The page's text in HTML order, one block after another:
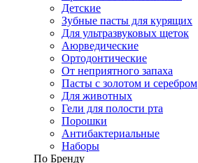
Детские
Зубные пасты для курящих
Для ультразвуковых щеток
Аюрведические
Ортодонтические
От неприятного запаха
Пасты с золотом и серебром
Для животных
Гели для полости рта
Порошки
Антибактериальные
Наборы
По Бренду